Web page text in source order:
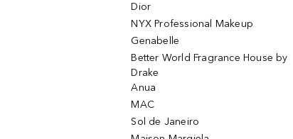
Dior
NYX Professional Makeup
Genabelle
Better World Fragrance House by
Drake
Anua
MAC
Sol de Janeiro